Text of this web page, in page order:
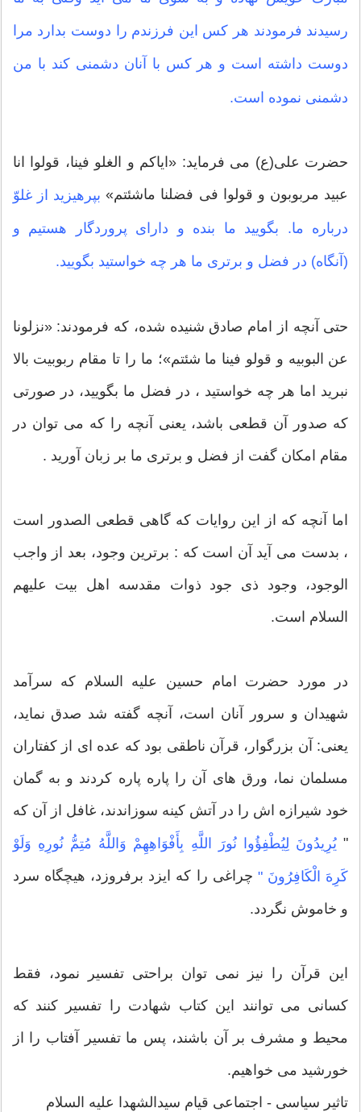
رسیدند فرمودند هر کس این فرزندم را دوست بدارد مرا
دوست داشته است و هر کس با آنان دشمنی کند با من
دشمنی نموده است.
حضرت علی(ع) می فرماید: «ایاکم و الغلو فینا، قولوا انا
عبید مربوبون و قولوا فی فضلنا ماشئتم» بپرهیزید از غلوّ
درباره ما. بگویید ما بنده و دارای پروردگار هستیم و
(آنگاه) در فضل و برتری ما هر چه خواستید بگویید.
حتی آنچه از امام صادق شنیده شده، که فرمودند: «نزلونا
عن البوبیه و قولو فینا ما شئتم»؛ ما را تا مقام ربوبیت بالا
نبرید اما هر چه خواستید ، در فضل ما بگویید، در صورتی
که صدور آن قطعی باشد، یعنی آنچه را که می توان در
مقام امکان گفت از فضل و برتری ما بر زبان آورید .
اما آنچه که از این روایات که گاهی قطعی الصدور است
، بدست می آید آن است که : برترین وجود، بعد از واجب
الوجود، وجود ذی جود ذوات مقدسه اهل بیت علیهم
السلام است.
در مورد حضرت امام حسین علیه السلام که سرآمد
شهیدان و سرور آنان است، آنچه گفته شد صدق نماید،
یعنی: آن بزرگوار، قرآن ناطقی بود که عده ای از کفتاران
مسلمان نما، ورق های آن را پاره پاره کردند و به گمان
خود شیرازه اش را در آتش کینه سوزاندند، غافل از آن که
" یُرِیدُونَ لِیُطْفِؤُوا نُورَ اللَّهِ بِأَفْوَاهِهِمْ وَاللَّهُ مُتِمُّ نُورِهِ وَلَوْ
كَرِهَ الْكَافِرُونَ "چراغی را که ایزد برفروزد، هیچگاه سرد
و خاموش نگردد.
این قرآن را نیز نمی توان براحتی تفسیر نمود، فقط
کسانی می توانند این کتاب شهادت را تفسیر کنند که
محیط و مشرف بر آن باشند، پس ما تفسیر آفتاب را از
خورشید می خواهیم.
تاثیر سیاسى - اجتماعى قیام سیدالشهدا علیه السلام